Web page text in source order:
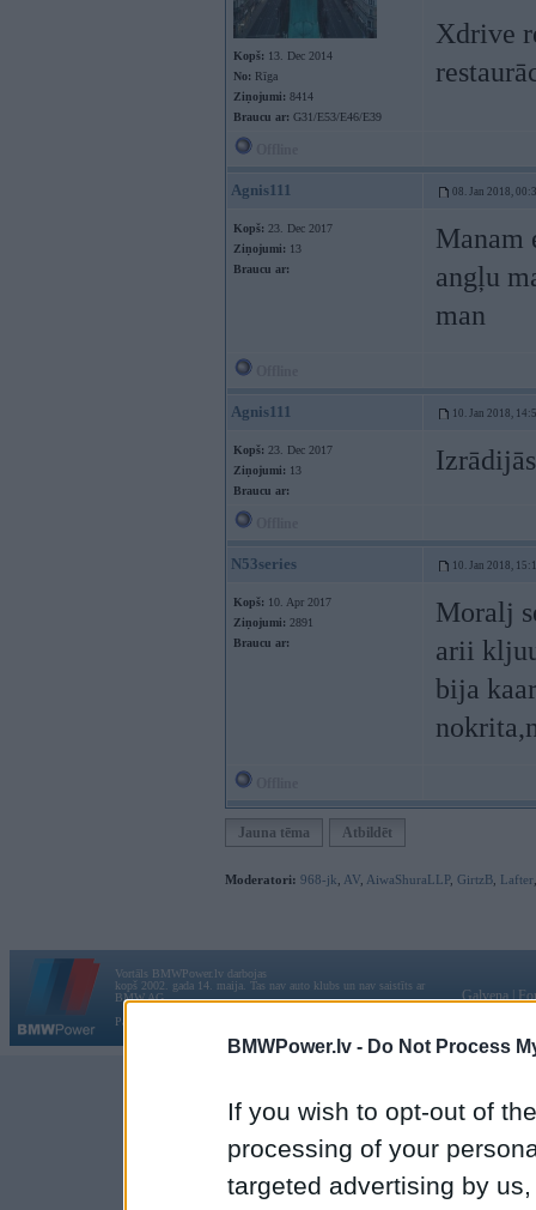
BMWPower.lv - Do Not Process
If you wish to opt-out of
processing of your
targeted advertising by
Kopš: 13. Dec 2014
No: Rīga
Ziņojumi: 8414
Braucu ar: G31/E53/E46/E39
Xdrive
Agnis111 08. Jan 2018,
Kopš: 23. Dec 2017
Ziņojumi: 13
Braucu ar:
Manam
angļu
man
Agnis111 10. Jan 2018,
Kopš: 23. Dec 2017
Ziņojumi: 13
Braucu ar:
N53series 10. Jan 2018,
Kopš: 10. Apr 2017
Ziņojumi: 2891
Braucu ar:
Moralj
arii
bija
Jauna tēma Atbildēt
Moderatori: 968-jk AV AiwaShuraLLP, GirtzB Lafter
Vortāls BMWPower.lv darbojas
kopš 2002. gada 14. maija. Tas nav auto klubs un nav saistīts ar
BMW AG.
Par BMWPower
Galvena|